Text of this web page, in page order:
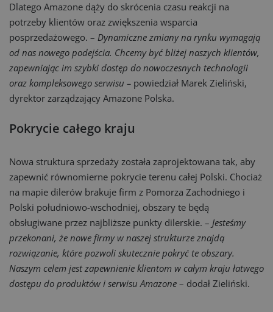
Dlatego Amazone dąży do skrócenia czasu reakcji na
potrzeby klientów oraz zwiększenia wsparcia
posprzedażowego. – Dynamiczne zmiany na rynku wymagają
od nas nowego podejścia. Chcemy być bliżej naszych klientów,
zapewniając im szybki dostęp do nowoczesnych technologii
oraz kompleksowego serwisu – powiedział Marek Zieliński,
dyrektor zarządzający Amazone Polska.
Pokrycie całego kraju
Nowa struktura sprzedaży została zaprojektowana tak, aby
zapewnić równomierne pokrycie terenu całej Polski. Chociaż
na mapie dilerów brakuje firm z Pomorza Zachodniego i
Polski południowo-wschodniej, obszary te będą
obsługiwane przez najbliższe punkty dilerskie. – Jesteśmy
przekonani, że nowe firmy w naszej strukturze znajdą
rozwiązanie, które pozwoli skutecznie pokryć te obszary.
Naszym celem jest zapewnienie klientom w całym kraju łatwego
dostępu do produktów i serwisu Amazone – dodał Zieliński.